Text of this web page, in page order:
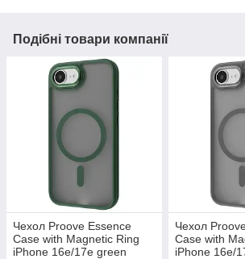
Подібні товари компанії
Чехол Proove Essence
Case with Magnetic Ring
iPhone 16e/17e green
Чехол
Case with
iPhone 16e/